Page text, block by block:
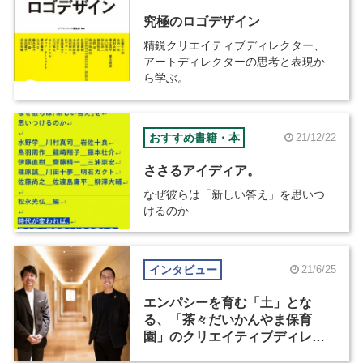
究極のロゴデザイン
精鋭クリエイティブディレクター、
アートディレクターの思考と表現か
ら学ぶ。
おすすめ書籍・本 21/12/22
ささるアイディア。
なぜ彼らは「新しい答え」を思いつ
けるのか
インタビュー 21/6/25
エンパシーを育む「土」とな
る、「茶々だいかんやま保育
園」のクリエイティブディレク